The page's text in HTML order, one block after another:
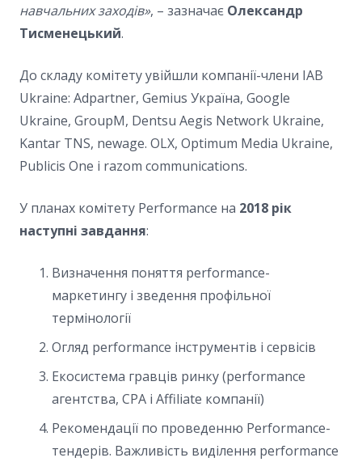
навчальних заходів», – зазначає Олександр
Тисменецький.
До складу комітету увійшли компанії-члени IAB
Ukraine: Adpartner, Gemius Україна, Google
Ukraine, GroupM, Dentsu Aegis Network Ukraine,
Kantar TNS, newage. OLX, Optimum Media Ukraine,
Publicis One і razom communications.
У планах комітету Performance на 2018 рік
наступні завдання:
Визначення поняття performance-
маркетингу і зведення профільної
термінології
Огляд performance інструментів і сервісів
Екосистема гравців ринку (performance
агентства, CPA і Affiliate компанії)
Рекомендації по проведенню Performance-
тендерів. Важливість виділення performance